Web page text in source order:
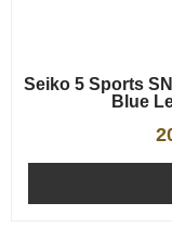
Seiko 5 Sports
Blue